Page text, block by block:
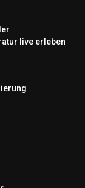
live erleben